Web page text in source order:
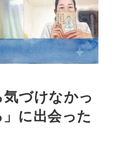
づけなかっ
に出会った